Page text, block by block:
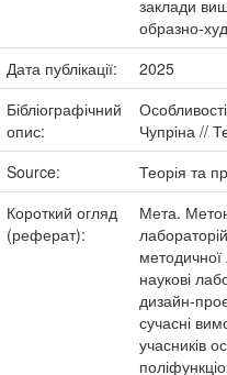
заклади
образно-
Дата публікації:
2025
Бібліографічний
опис:
Чупріна //
Source:
Теорія та
Короткий огляд
(реферат):
Мета.
методичної
наукові
дизайн-
сучасні
учасників